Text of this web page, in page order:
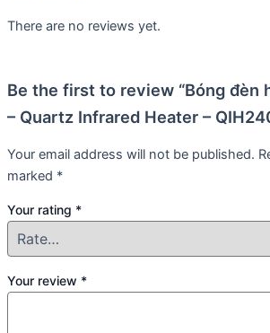
There are no reviews yet.
Be the first to review “Bóng đèn
– Quartz Infrared Heater –
Your email address will not be published.
marked *
Your rating *
Your review *